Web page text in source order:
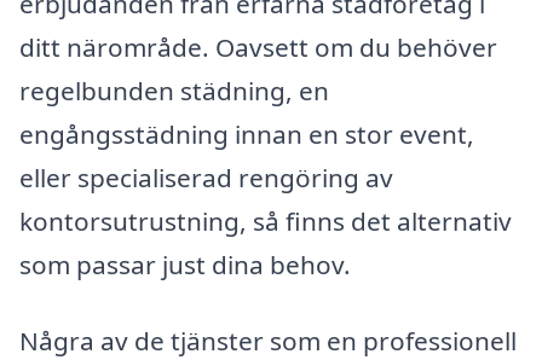
ditt närområde. Oavsett om du behöver
regelbunden städning, en
engångsstädning innan en stor event,
eller specialiserad rengöring av
kontorsutrustning, så finns det alternativ
som passar just dina behov.
Några av de tjänster som en professionell